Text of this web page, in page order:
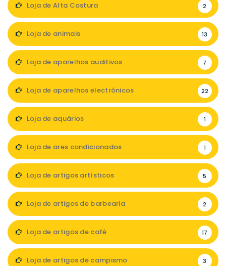
Loja de Alta Costura 2
Loja de animais 13
Loja de aparelhos auditivos 7
Loja de aparelhos electrónicos 22
Loja de aquários 1
Loja de ares condicionados 1
Loja de artigos artísticos 5
Loja de artigos de barbearia 2
Loja de artigos de café 17
Loja de artigos de campismo 3